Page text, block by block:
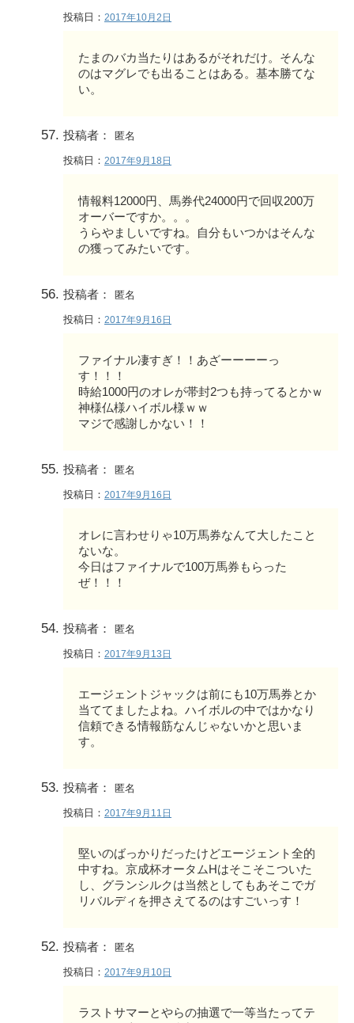
投稿日： 2017年10月2日
たまのバカ当たりはあるがそれだけ。そんな
のはマグレでも出ることはある。基本勝てな
い。
投稿者： 匿名
投稿日： 2017年9月18日
情報料12000円、馬券代24000円で回収200万
オーバーですか。。。
うらやましいですね。自分もいつかはそんな
の獲ってみたいです。
投稿者： 匿名
投稿日： 2017年9月16日
ファイナル凄すぎ！！あざーーーーっ
す！！！
時給1000円のオレが帯封2つも持ってるとかｗ
神様仏様ハイボル様ｗｗ
マジで感謝しかない！！
投稿者： 匿名
投稿日： 2017年9月16日
オレに言わせりゃ10万馬券なんて大したこと
ないな。
今日はファイナルで100万馬券もらった
ぜ！！！
投稿者： 匿名
投稿日： 2017年9月13日
エージェントジャックは前にも10万馬券とか
当ててましたよね。ハイボルの中ではかなり
信頼できる情報筋なんじゃないかと思いま
す。
投稿者： 匿名
投稿日： 2017年9月11日
堅いのばっかりだったけどエージェント全的
中すね。京成杯オータムHはそこそこついた
し、グランシルクは当然としてもあそこでガ
リバルディを押さえてるのはすごいっす！
投稿者： 匿名
投稿日： 2017年9月10日
ラストサマーとやらの抽選で一等当たってテ